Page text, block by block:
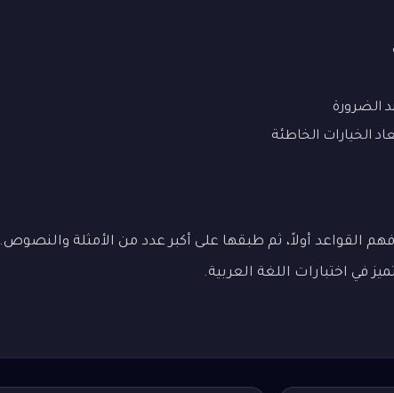
الضرورة
الخيارات الخاطئة
القواعد أولاً، ثم طبقها على أكبر عدد من الأمثلة والنصوص.
في اختبارات اللغة العربية.